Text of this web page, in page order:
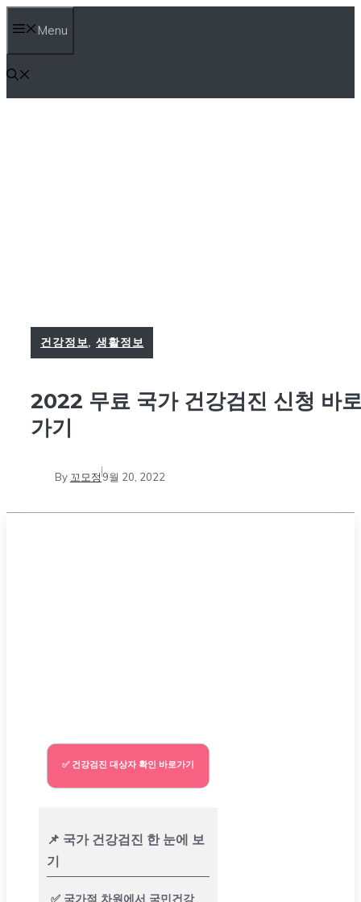
to
content
Menu
건강정보,생활정보
2022 무료 국가 건강검진 신청 바
가기
By 꼬모정 9월 20, 2022
✅ 건강검진 대상자 확인 바로가기
📌 국가 건강검진 한 눈에 보
기
✅ 국가적 차원에서 국민건강